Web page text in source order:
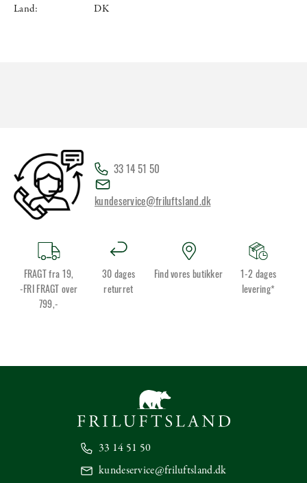
Land:
DK
33 14 51 50
kundeservice@friluftsland.dk
FRAGT fra 19,
-FRI FRAGT over
799,-
30 dages
returret
Find vores butikker
1-2 dages
levering*
33 14 51 50
kundeservice@friluftsland.dk